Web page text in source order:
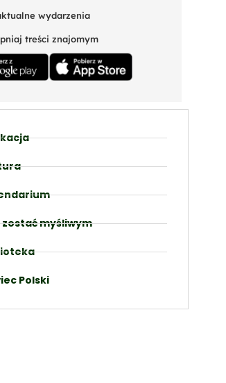
wydarzenia
treści znajomym
myśliwym
Polski